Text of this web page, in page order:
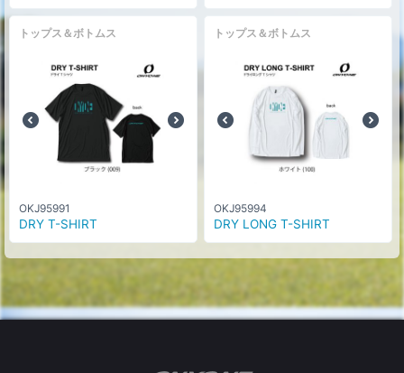
トップス＆ボトムス
OKJ95991
DRY T-SHIRT
トップス＆ボトムス
OKJ95994
DRY LONG T-SHIRT